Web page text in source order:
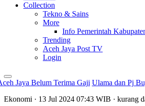
Collection
Tekno & Sains
More
Info Pemerintah
Trending
Aceh Jaya Post TV
Login
Belum Terima Gaji Ulama dan Pj
Ekonomi · 13 Jul 2024 07:43 WIB · kurang